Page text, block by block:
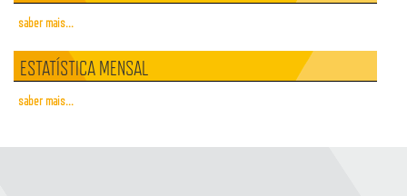
saber mais...
ESTATÍSTICA MENSAL
saber mais...